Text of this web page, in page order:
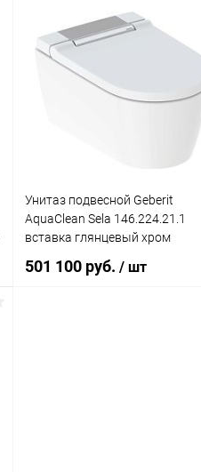
В корзину
Купить в 1 клик
Под заказ
Унитаз подвесной Geberit
AquaClean Sela 146.224.21.1
вставка глянцевый хром
501 100 руб. / шт